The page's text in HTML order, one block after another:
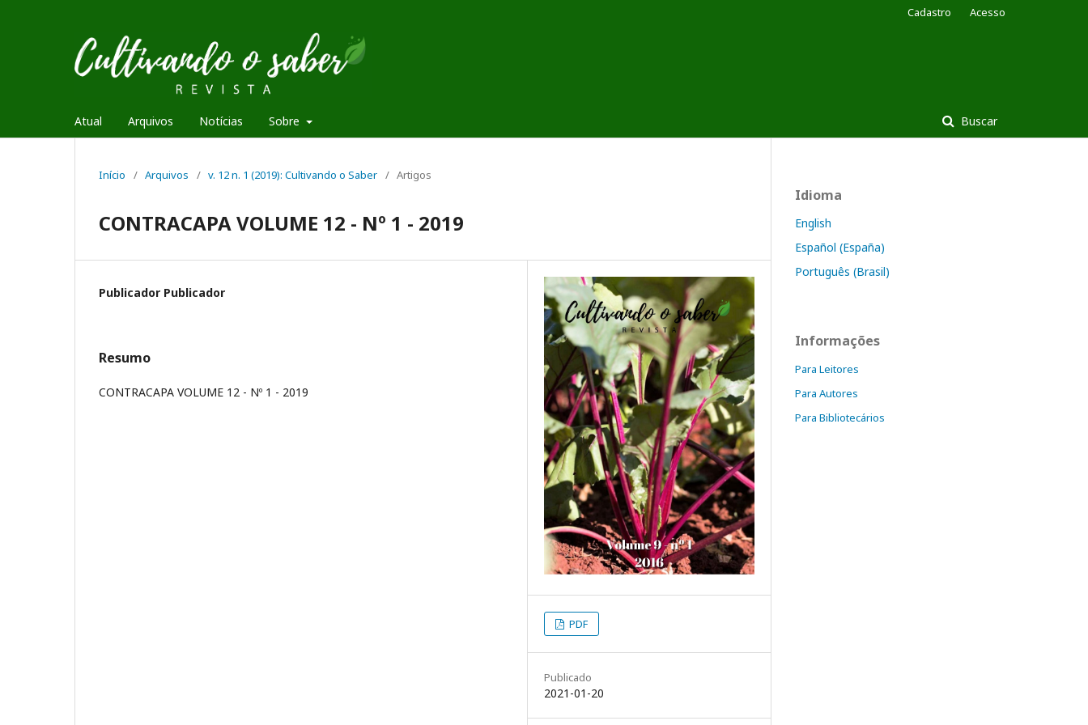
Atual Arquivos Notícias Sobre Buscar
Cadastro Acesso
Início / Arquivos / v. 12 n. 1 (2019): Cultivando o Saber / Artigos
CONTRACAPA VOLUME 12 - Nº 1 - 2019
Publicador Publicador
Resumo
CONTRACAPA VOLUME 12 - Nº 1 - 2019
PDF
Publicado
2021-01-20
Idioma
English
Español (España)
Português (Brasil)
Informações
Para Leitores
Para Autores
Para Bibliotecários